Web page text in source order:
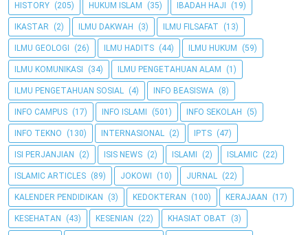
HISTORY (205) HUKUM ISLAM (35) IBADAH HAJI (19)
IKASTAR (2) ILMU DAKWAH (3) ILMU FILSAFAT (13)
ILMU GEOLOGI (26) ILMU HADITS (44) ILMU HUKUM (59)
ILMU KOMUNIKASI (34) ILMU PENGETAHUAN ALAM (1)
ILMU PENGETAHUAN SOSIAL (4) INFO BEASISWA (8)
INFO CAMPUS (17) INFO ISLAMI (501) INFO SEKOLAH (5)
INFO TEKNO (130) INTERNASIONAL (2) IPTS (47)
ISI PERJANJIAN (2) ISIS NEWS (2) ISLAMI (2) ISLAMIC (22)
ISLAMIC ARTICLES (89) JOKOWI (10) JURNAL (22)
KALENDER PENDIDIKAN (3) KEDOKTERAN (100) KERAJAAN (17)
KESEHATAN (43) KESENIAN (22) KHASIAT OBAT (3)